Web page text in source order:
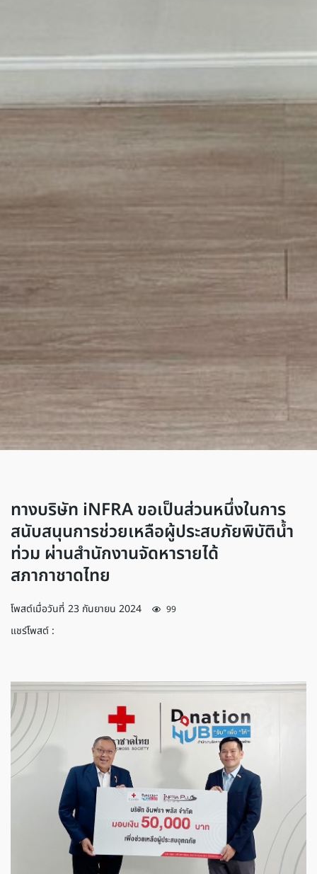
ทางบริษัท iNFRA ขอเป็นส่วนหนึ่งในการ
สนับสนุนการช่วยเหลือผู้ประสบภัยพิบัติน้ำ
ท่วม ผ่านสำนักงานจัดหารายได้
สภากาชาดไทย
โพสต์เมื่อวันที่ 23 กันยายน 2024 99
แชร์โพสต์ :